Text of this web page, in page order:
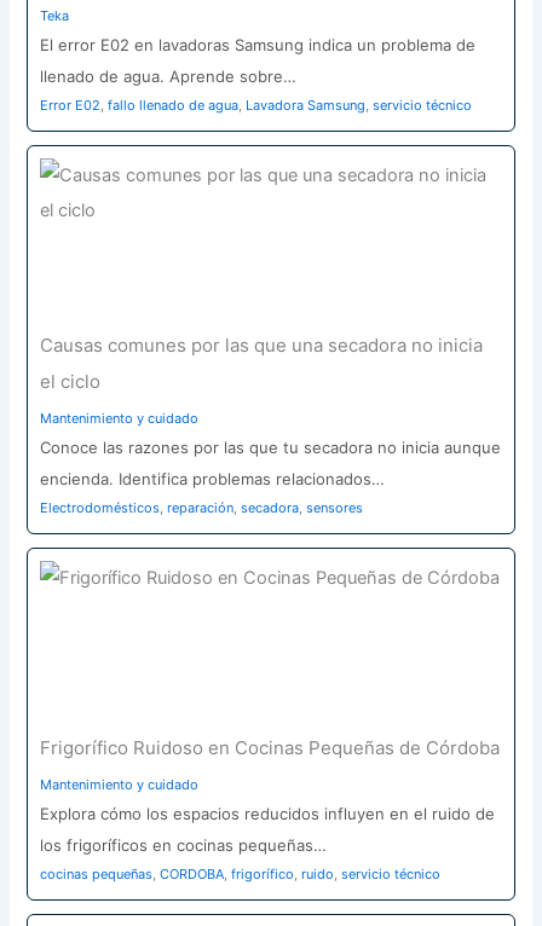
Teka
El error E02 en lavadoras Samsung indica un problema de
llenado de agua. Aprende sobre…
Error E02,fallo llenado de agua, Lavadora Samsung,servicio técnico
Causas comunes por las que una secadora no inicia
el ciclo
Mantenimiento y cuidado
Conoce las razones por las que tu secadora no inicia aunque
encienda. Identifica problemas relacionados…
Electrodomésticos,reparación,secadora,sensores
Frigorífico Ruidoso en Cocinas Pequeñas de Córdoba
Mantenimiento y cuidado
Explora cómo los espacios reducidos influyen en el ruido de
los frigoríficos en cocinas pequeñas…
cocinas pequeñas,CORDOBA,frigorífico,ruido,servicio técnico